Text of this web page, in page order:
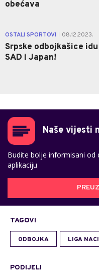
obećava
OSTALI SPORTOVI 08.12.2023.
Srpske odbojkašice
SAD i Japan!
Naše vijesti
Budite bolje informisani od
aplikaciju
TAGOVI
ODBOJKA LIGA
PODIJELI